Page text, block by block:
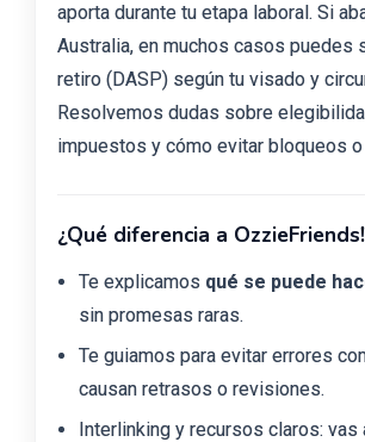
aporta durante tu etapa laboral. Si
Australia, en muchos casos puedes
retiro (DASP) según tu visado y
Resolvemos dudas sobre
impuestos y cómo evitar bloqueos
¿Qué diferencia a
Te explicamos qué se puede
sin promesas raras.
Te guiamos para evitar errores
causan retrasos o revisiones.
Interlinking y recursos claros: vas